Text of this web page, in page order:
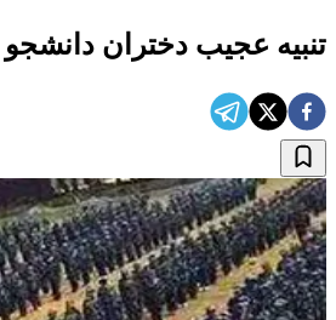
تنبیه عجیب دختران